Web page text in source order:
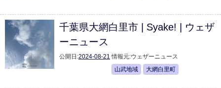
千葉県大網白里市 | Syake! | ウェザ
ーニュース
公開日:2024-08-21 情報元:ウェザーニュース
山武地域
大網白里町